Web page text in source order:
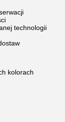
technologii
kolorach